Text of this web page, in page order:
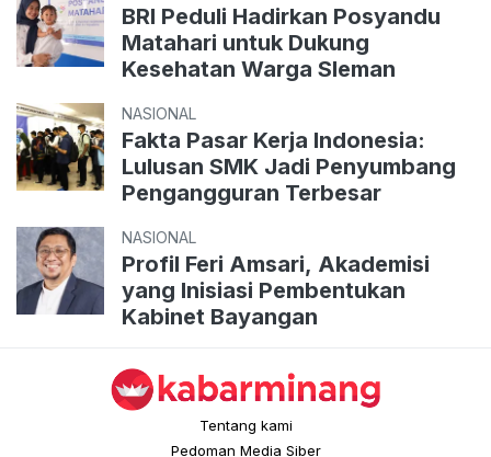
BRI Peduli Hadirkan Posyandu
Matahari untuk Dukung
Kesehatan Warga Sleman
NASIONAL
Fakta Pasar Kerja Indonesia:
Lulusan SMK Jadi Penyumbang
Pengangguran Terbesar
NASIONAL
Profil Feri Amsari, Akademisi
yang Inisiasi Pembentukan
Kabinet Bayangan
Tentang kami
Pedoman Media Siber